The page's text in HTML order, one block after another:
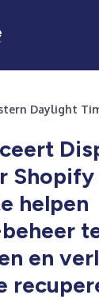
Daylight
Shopify
helpen
en